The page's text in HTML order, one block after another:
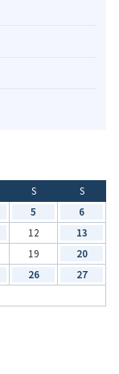
S
S
5
6
12
13
19
20
26
27